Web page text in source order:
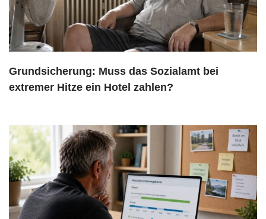
Grundsicherung: Muss das Sozialamt bei
extremer Hitze ein Hotel zahlen?